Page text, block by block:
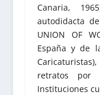
Canaria,
autodidacta
UNION OF
España y de
retratos por
Instituciones